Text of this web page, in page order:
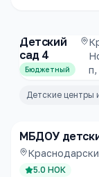
Детский
сад 4
Бюджетный
Детские центры
МБДОУ
5.0 НОК